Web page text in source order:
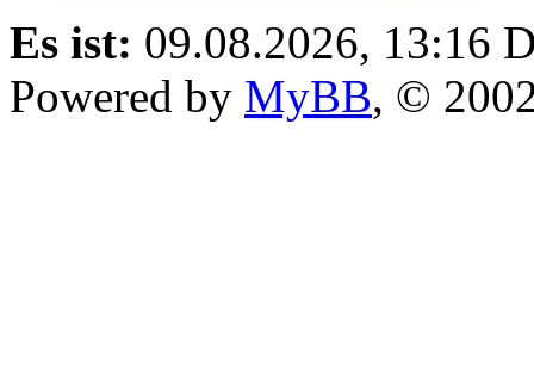
Es ist: 09.08.2026, 13:16
Powered by MyBB, ©